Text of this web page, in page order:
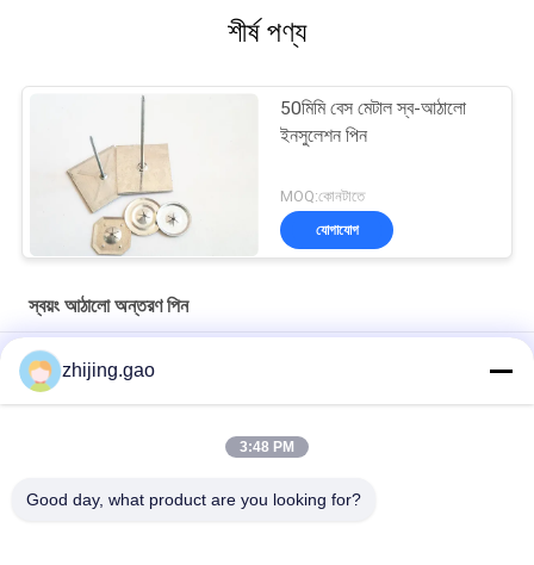
শীর্ষ পণ্য
50মিমি বেস মেটাল স্ব-আঠালো
ইনসুলেশন পিন
MOQ:কোনটাতে
যোগাযোগ
স্বয়ং আঠালো অন্তরণ পিন
ধাতব বিল্ডিং আইসোলেশন আঠালো হ্যাঙ্গার জিংক লেপযুক্ত
1.6x24x24 মিমি অ্যালুমিনিয়াম ছিদ্রযুক্ত বিচ্ছিন্নতা পিন বাহ্যিক প্রাচীর বিচ্ছিন্নতা
zhijing.gao
3:48 PM
Good day, what product are you looking for?